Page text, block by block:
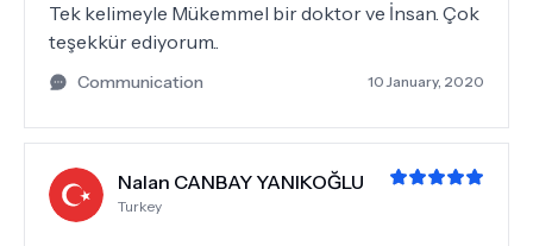
Tek kelimeyle Mükemmel bir doktor ve İnsan. Çok
teşekkür ediyorum..
Communication 10 January, 2020
Nalan CANBAY YANIKOĞLU
Turkey